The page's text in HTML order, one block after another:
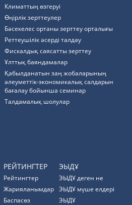
Климаттың өзгеруі
Өңірлік зерттеулер
Бәсекелес ортаны зерттеу орталығы
Реттеушілік әсерді талдау
Фискалдық саясатты зерттеу
Ұлттық баяндамалар
Қабылданатын заң жобаларының
әлеуметтік-экономикалық салдарын
бағалау бойынша семинар
Талдамалық шолулар
РЕЙТИНГТЕР
Рейтингтер
Жарияланымдар
Баспасөз
ЭЫДҰ
ЭЫДҰ деген не
ЭЫДҰ мүше елдері
ЭЫДҰ